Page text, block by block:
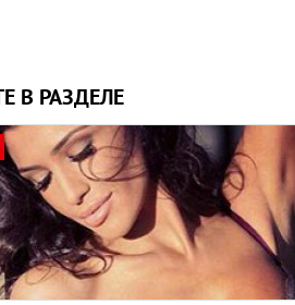
В РАЗДЕЛЕ